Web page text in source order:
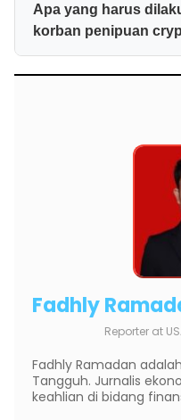
Namun, kecepatan
yang digunakan.
beberapa menit hingga
Apa yang harus
korban penipuan
melalui iasc.ojk.go.id
Bisa juga menghubungi
Semakin cepat melapor,
Fadhly
Reporter at
Fadhly Ramadan adalah
Tangguh. Jurnalis
keahlian di bidang